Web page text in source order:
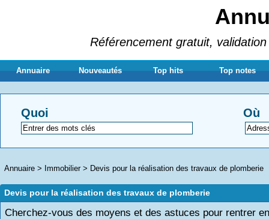
Référencement gratuit,
Annuaire Nouveautés Top hits Top notes
Quoi Où
Annuaire > Immobilier> Devis pour la réalisation des travaux de plomberie
Devis pour la réalisation des travaux de plomberie
Cherchez-vous des moyens et des astuces pour rentrer